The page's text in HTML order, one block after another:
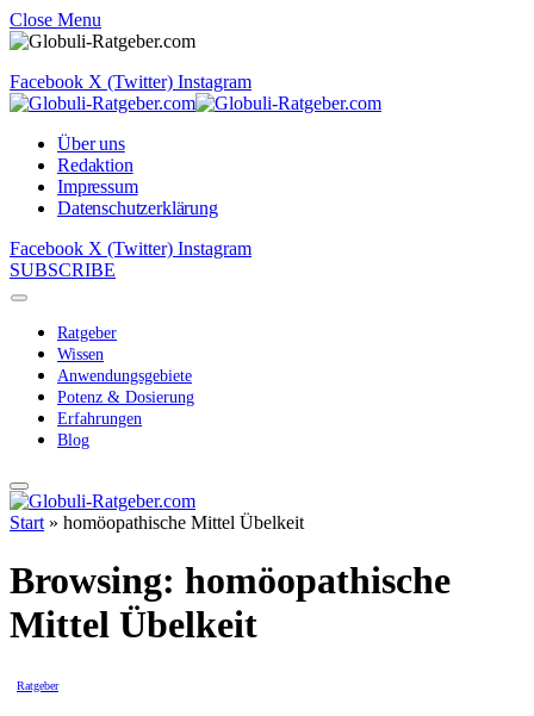
Close Menu
Facebook X (Twitter) Instagram
Über uns
Redaktion
Impressum
Datenschutzerklärung
Facebook X (Twitter) Instagram
SUBSCRIBE
Ratgeber
Wissen
Anwendungsgebiete
Potenz & Dosierung
Erfahrungen
Blog
Start » homöopathische Mittel Übelkeit
Browsing: homöopathische
Mittel Übelkeit
Ratgeber